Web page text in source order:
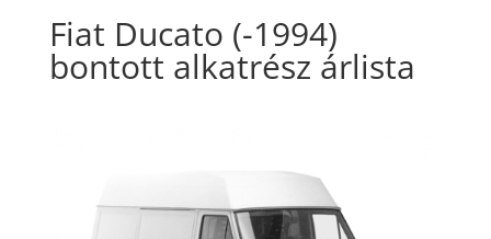
Fiat Ducato (-1994)
bontott alkatrész árlista